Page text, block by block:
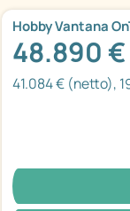
Hobby Vantana
48.890 €
41.084 € (netto),